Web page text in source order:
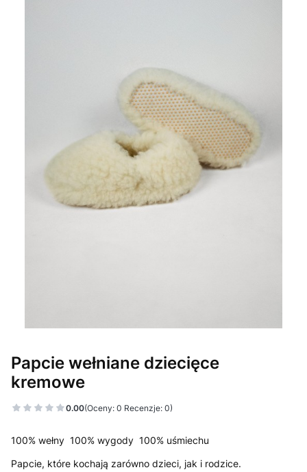
Papcie wełniane dziecięce
kremowe
0.00(Oceny: 0 Recenzje: 0)
100% wełny 100% wygody 100% uśmiechu
Papcie, które kochają zarówno dzieci, jak i rodzice.